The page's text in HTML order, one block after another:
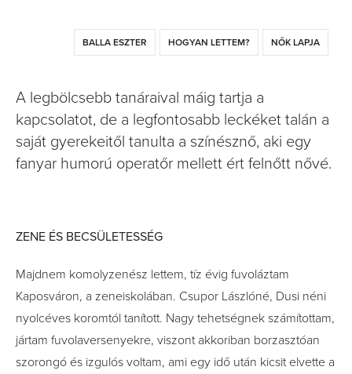
BALLA ESZTER HOGYAN LETTEM? NŐK LAPJA
A legbölcsebb tanáraival máig tartja a
kapcsolatot, de a legfontosabb leckéket talán a
saját gyerekeitől tanulta a színésznő, aki egy
fanyar humorú operatőr mellett ért felnőtt nővé.
ZENE ÉS BECSÜLETESSÉG
Majdnem komolyzenész lettem, tíz évig fuvoláztam
Kaposváron, a zeneiskolában. Csupor Lászlóné, Dusi néni
nyolcéves koromtól tanított. Nagy tehetségnek számítottam,
jártam fuvolaversenyekre, viszont akkoriban borzasztóan
szorongó és izgulós voltam, ami egy idő után kicsit elvette a